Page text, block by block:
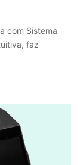
com Sistema
faz